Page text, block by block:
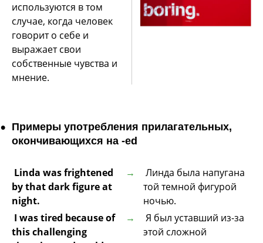
используются в том
случае, когда человек
говорит о себе и
выражает свои
собственные чувства и
мнение.
Примеры употребления прилагательных,
окончивающихся на -ed
Linda was frightened
by that dark figure at
night.
Линда была напугана
той темной фигурой
ночью.
I was tired because of
this challenging
Я был уставший из-за
этой сложной